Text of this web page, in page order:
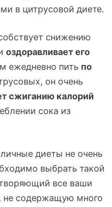
в цитрусовой диете.
снижению
оздоравливает его
ежедневно пить по
он очень
сжиганию калорий
сока из
диеты не очень
выбрать такой
все ваши
не содержащую много